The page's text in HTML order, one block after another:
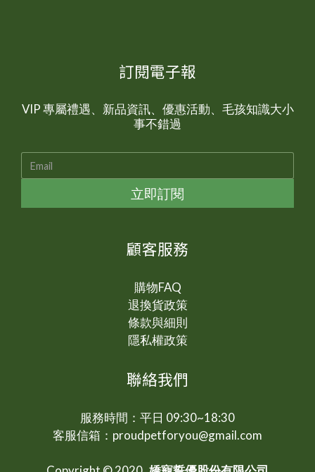
訂閱電子報
VIP 專屬禮遇、新品資訊、優惠活動、毛孩知識大小
事不錯過
立即訂閱
顧客服務
購物FAQ
退換貨政策
條款與細則
隱私權政策
聯絡我們
服務時間：平日 09:30~18:30
客服信箱：proudpetforyou@gmail.com